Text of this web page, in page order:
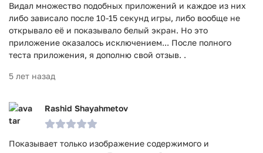
Видал множество подобных приложений и каждое из них
либо зависало после 10-15 секунд игры, либо вообще не
открывало её и показывало белый экран. Но это
приложение оказалось исключением... После полного
теста приложения, я дополню свой отзыв. .
5 лет назад
Rashid Shayahmetov
Показывает только изображение содержимого и